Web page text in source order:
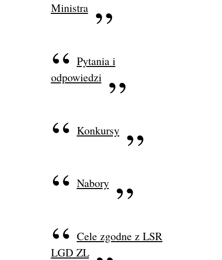
Ministra
Pytania i
odpowiedzi
Konkursy
Nabory
Cele zgodne z LSR
LGD ZL